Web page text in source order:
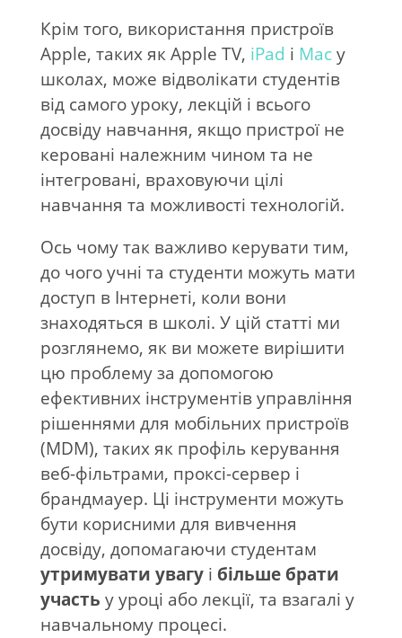
Крім того, використання пристроїв
Apple, таких як Apple TV, iPad і Macу
школах, може відволікати студентів
від самого уроку, лекцій і всього
досвіду навчання, якщо пристрої не
керовані належним чином та не
інтегровані, враховуючи цілі
навчання та можливості технологій.
Ось чому так важливо керувати тим,
до чого учні та студенти можуть мати
доступ в Інтернеті, коли вони
знаходяться в школі. У цій статті ми
розглянемо, як ви можете вирішити
цю проблему за допомогою
ефективних інструментів управління
рішеннями для мобільних пристроїв
(MDM), таких як профіль керування
веб-фільтрами, проксі-сервер і
брандмауер. Ці інструменти можуть
бути корисними для вивчення
досвіду, допомагаючи студентам
утримувати увагуі більше брати
участь у уроці або лекції, та взагалі у
навчальному процесі.